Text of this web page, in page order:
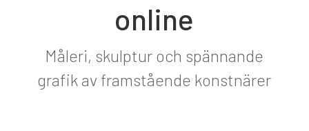
online
Måleri, skulptur och spännande
grafik av framstående konstnärer